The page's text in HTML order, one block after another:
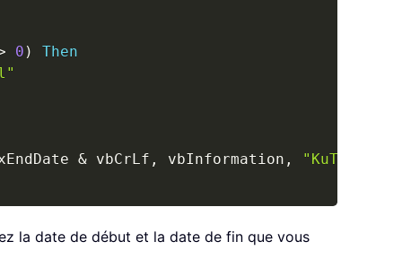
0 )
Then
& vbCrLf , vbInformation , "KuTools
la date de début et la date de fin que vous